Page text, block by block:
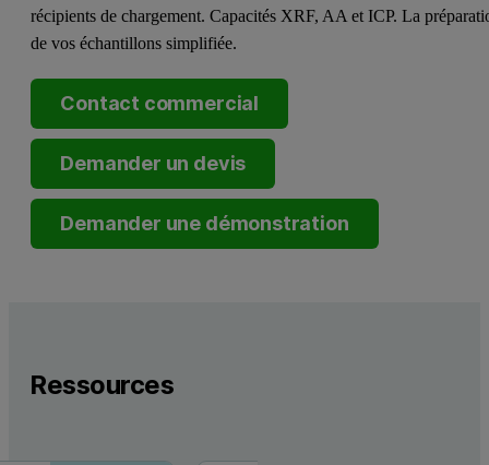
récipients de chargement. Capacités XRF, AA et ICP. La
de vos échantillons simplifiée.
Contact commercial
Demander un devis
Demander une démonstration
Ressources